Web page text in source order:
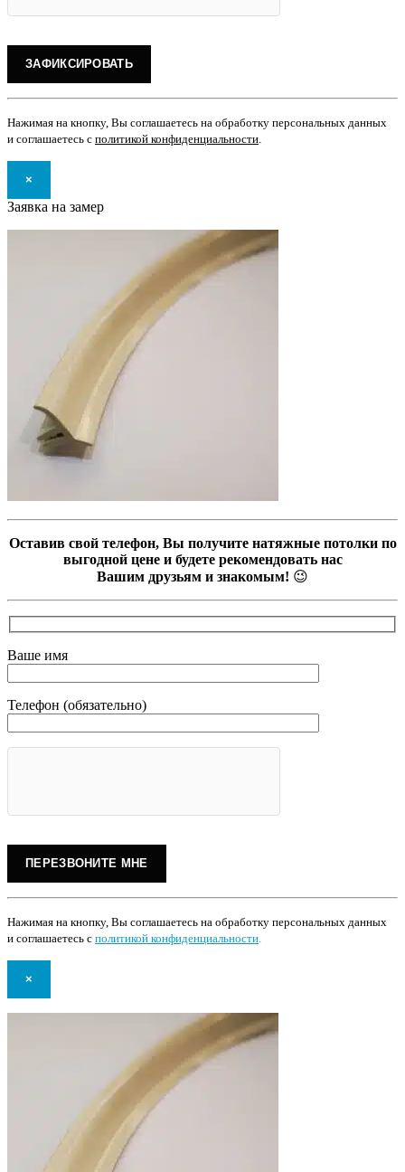
Нажимая на кнопку, Вы соглашаетесь на обработку персональных данных
и соглашаетесь с политикой конфиденциальности
×
Заявка на замер
Оставив свой телефон, Вы получите натяжные потолки по
выгодной цене и будете рекомендовать нас
Вашим друзьям и знакомым! 😉
Ваше имя
Телефон (обязательно)
Нажимая на кнопку, Вы соглашаетесь на обработку персональных данных
и соглашаетесь с политикой конфиденциальности.
×